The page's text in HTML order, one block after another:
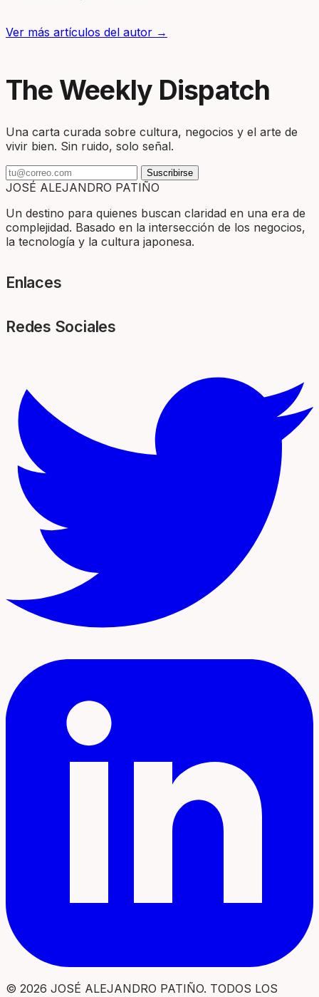
Ver más artículos del autor →
The Weekly Dispatch
Una carta curada sobre cultura, negocios y el arte de
vivir bien. Sin ruido, solo señal.
Suscribirse
JOSÉ ALEJANDRO PATIÑO
Un destino para quienes buscan claridad en una era de
complejidad. Basado en la intersección de los negocios,
la tecnología y la cultura japonesa.
Enlaces
Redes Sociales
© 2026 JOSÉ ALEJANDRO PATIÑO. TODOS LOS